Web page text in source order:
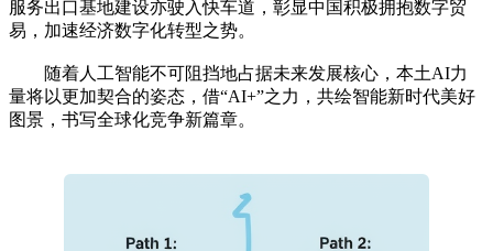
服务出口基地建设亦驶入快车道，彰显中国积极拥抱数字贸
易，加速经济数字化转型之势。
随着人工智能不可阻挡地占据未来发展核心，本土AI力
量将以更加契合的姿态，借“AI+”之力，共绘智能新时代美好
图景，书写全球化竞争新篇章。